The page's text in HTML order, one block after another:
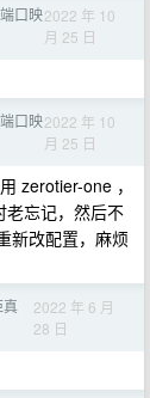
口映2022 年 10
月 25 日
口映2022 年 10
月 25 日
zerotier-one ，
老忘记，然后不
新改配置，麻烦
真
2022 年 6 月
28 日